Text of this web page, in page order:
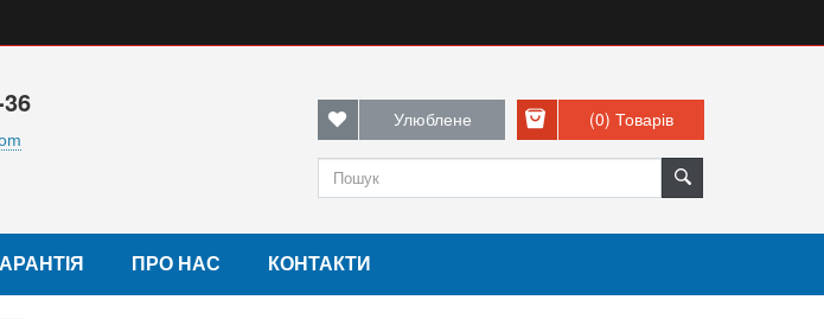
Улюблене (0) Товарів
ПРО НАС КОНТАКТИ